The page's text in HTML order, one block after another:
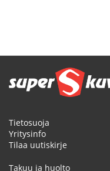
Tietosuoja
Yritysinfo
Tilaa uutiskirje
Takuu ja huolto